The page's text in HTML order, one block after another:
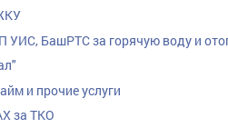
БашРТС за горячую воду и
и прочие услуги
за ТКО